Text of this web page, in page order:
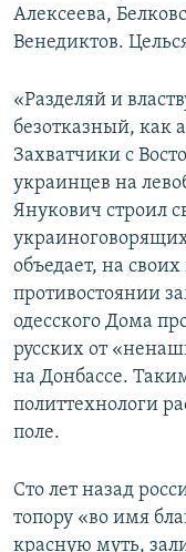
Алексеева,
Венедиктов.
«Разделяй и
безотказный, как
Захватчики с
украинцев на
Янукович строил
объедает, на
противостоянии
одесского Дома
русских от
на Донбассе.
политтехнологи
поле.
Сто лет назад
топору «во имя
красную муть,